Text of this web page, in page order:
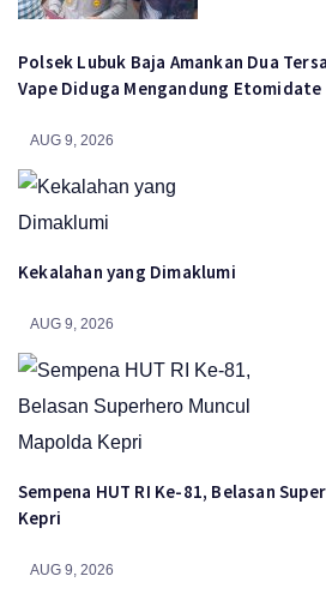
Polsek Lubuk Baja Amankan Dua
Vape Diduga Mengandung Etomidate
AUG 9, 2026
Kekalahan yang Dimaklumi
AUG 9, 2026
Sempena HUT RI Ke-81, Belasan
Kepri
AUG 9, 2026